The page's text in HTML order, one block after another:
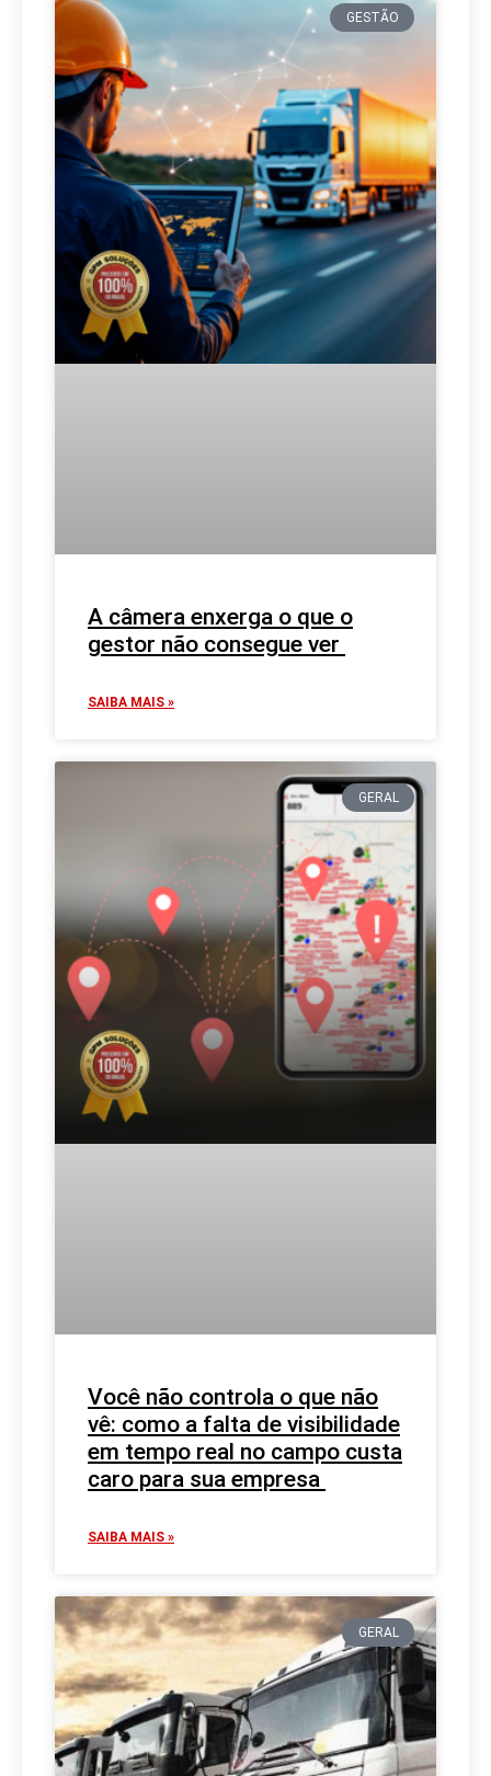
GESTÃO
A câmera enxerga o que o
gestor não consegue ver
SAIBA MAIS »
GERAL
Você não controla o que não
vê: como a falta de visibilidade
em tempo real no campo custa
caro para sua empresa
SAIBA MAIS »
GERAL